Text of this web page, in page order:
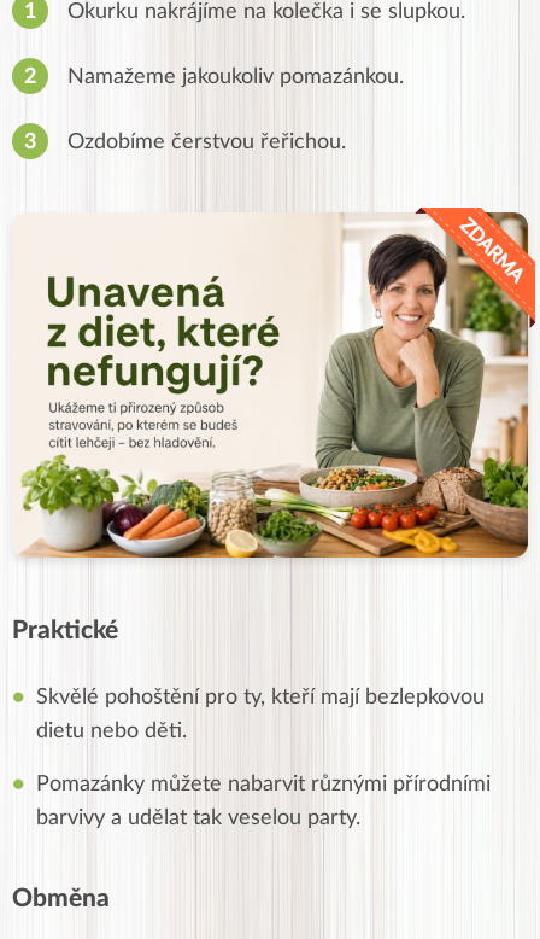
Okurku nakrájíme na kolečka i se slupkou.
Namažeme jakoukoliv pomazánkou.
Ozdobíme čerstvou řeřichou.
Praktické
Skvělé pohoštění pro ty, kteří mají bezlepkovou
dietu nebo děti.
Pomazánky můžete nabarvit různými přírodními
barvivy a udělat tak veselou party.
Obměna